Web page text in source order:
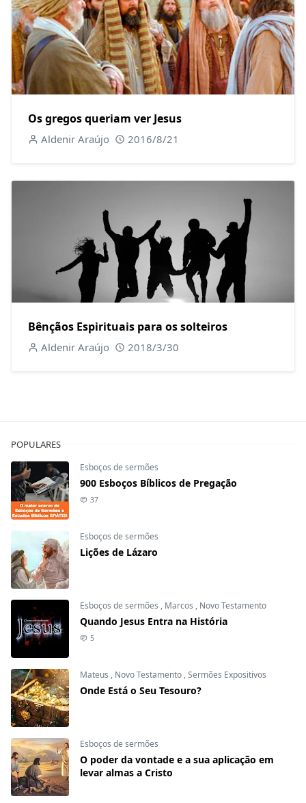
Os gregos queriam ver Jesus
Aldenir Araújo 2016/8/21
Bênçãos Espirituais para os solteiros
Aldenir Araújo 2018/3/30
POPULARES
Esboços de sermões
900 Esboços Bíblicos de Pregação
37
Esboços de sermões
Lições de Lázaro
Esboços de sermões , Marcos , Novo Testamento
Quando Jesus Entra na História
5
Mateus , Novo Testamento ,Sermões Expositivos
Onde Está o Seu Tesouro?
Esboços de sermões
O poder da vontade e a sua aplicação em
levar almas a Cristo